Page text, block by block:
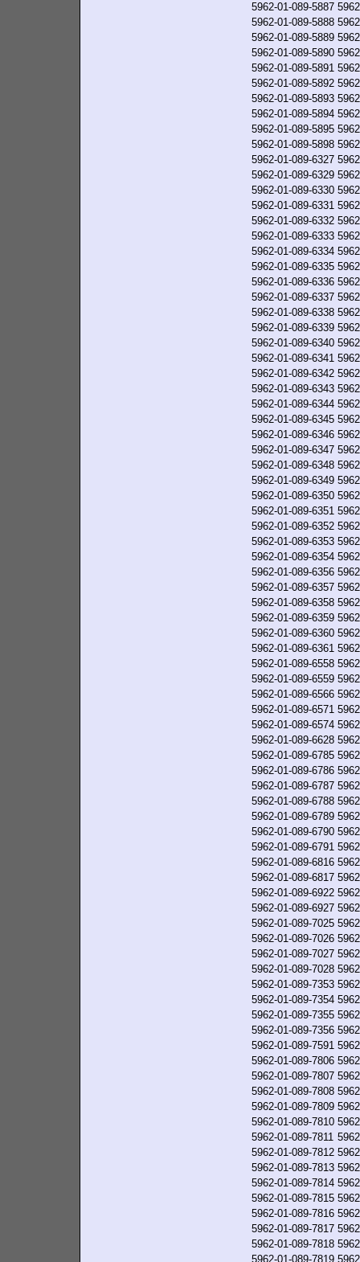
5962-01-089-5887
5962-01-089-5888
5962-01-089-5889
5962-01-089-5890
5962-01-089-5891
5962-01-089-5892
5962-01-089-5893
5962-01-089-5894
5962-01-089-5895
5962-01-089-5898
5962-01-089-6327
5962-01-089-6329
5962-01-089-6330
5962-01-089-6331
5962-01-089-6332
5962-01-089-6333
5962-01-089-6334
5962-01-089-6335
5962-01-089-6336
5962-01-089-6337
5962-01-089-6338
5962-01-089-6339
5962-01-089-6340
5962-01-089-6341
5962-01-089-6342
5962-01-089-6343
5962-01-089-6344
5962-01-089-6345
5962-01-089-6346
5962-01-089-6347
5962-01-089-6348
5962-01-089-6349
5962-01-089-6350
5962-01-089-6351
5962-01-089-6352
5962-01-089-6353
5962-01-089-6354
5962-01-089-6356
5962-01-089-6357
5962-01-089-6358
5962-01-089-6359
5962-01-089-6360
5962-01-089-6361
5962-01-089-6558
5962-01-089-6559
5962-01-089-6566
5962-01-089-6571
5962-01-089-6574
5962-01-089-6628
5962-01-089-6785
5962-01-089-6786
5962-01-089-6787
5962-01-089-6788
5962-01-089-6789
5962-01-089-6790
5962-01-089-6791
5962-01-089-6816
5962-01-089-6817
5962-01-089-6922
5962-01-089-6927
5962-01-089-7025
5962-01-089-7026
5962-01-089-7027
5962-01-089-7028
5962-01-089-7353
5962-01-089-7354
5962-01-089-7355
5962-01-089-7356
5962-01-089-7591
5962-01-089-7806
5962-01-089-7807
5962-01-089-7808
5962-01-089-7809
5962-01-089-7810
5962-01-089-7811
5962-01-089-7812
5962-01-089-7813
5962-01-089-7814
5962-01-089-7815
5962-01-089-7816
5962-01-089-7817
5962-01-089-7818
5962-01-089-7819